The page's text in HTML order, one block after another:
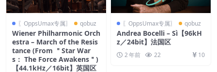
〖OppsUmax专属〗 qobuz
Wiener Philharmonic Orch
estra – March of the Resis
tance (From ＂Star War
s： The Force Awakens＂)
【44.1kHz／16bit】英国区
〖OppsUmax专属〗 qobuz
Andrea Bocelli – Sì【96kH
z／24bit】法国区
2 年前 22 10